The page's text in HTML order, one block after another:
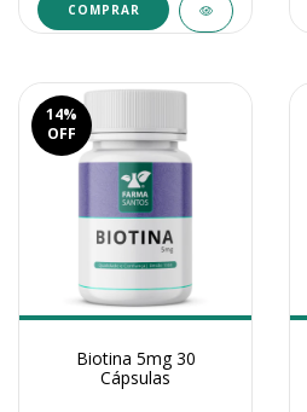
COMPRAR
14%
OFF
Biotina 5mg 30
Cápsulas